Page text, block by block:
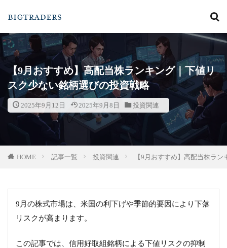
【9月おすすめ】高配当株ランキング｜下値リ
スク少ない銘柄選びの投資戦略
2025年9月12日 2025年9月8日 投資関連
HOME 記事一覧 投資関連 【9月おすすめ】高配当株ラ
9月の株式市場は、米国の利下げや季節的要因により下落
リスクが高まります。
この記事では、信用好取組銘柄による下値リスクの抑制
カテゴリー
検索